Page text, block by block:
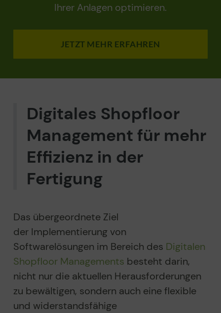
Ihrer Anlagen optimieren.
JETZT MEHR ERFAHREN
Digitales Shopfloor
Management für mehr
Effizienz in der
Fertigung
Das übergeordnete Ziel
der Implementierung von
Softwarelösungen im Bereich des Digitalen
Shopfloor Managements besteht darin,
nicht nur die aktuellen Herausforderungen
zu bewältigen, sondern auch eine flexible
und widerstandsfähige